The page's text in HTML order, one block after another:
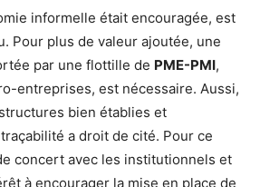
informelle était encouragée, est
Pour plus de valeur ajoutée, une
par une flottille de PME-PMI,
entreprises, est nécessaire. Aussi,
bien établies et
a droit de cité. Pour ce
concert avec les institutionnels et
à encourager la mise en place de